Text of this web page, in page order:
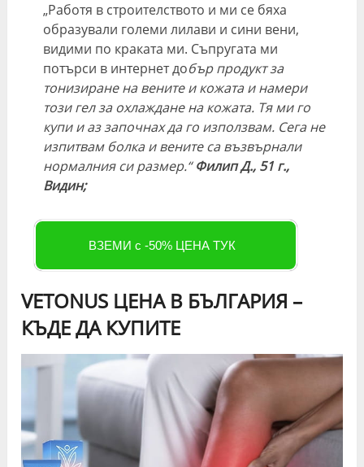
„Работя в строителството и ми се бяха
образували големи лилави и сини вени,
видими по краката ми. Съпругата ми
потърси в интернет добър продукт за
тонизиране на вените и кожата и намери
този гел за охлаждане на кожата. Тя ми го
купи и аз започнах да го използвам. Сега не
изпитвам болка и вените са възвърнали
нормалния си размер.“Филип Д., 51 г.,
Видин;
ВЗЕМИ с -50% ЦЕНА ТУК
VETONUS ЦЕНА В БЪЛГАРИЯ –
КЪДЕ ДА КУПИТЕ